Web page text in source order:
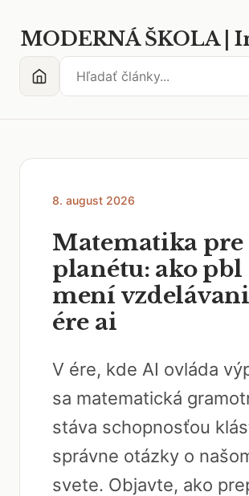
MODERNÁ ŠKOLA |
8. august 2026
Matematika pre
planétu: ako pbl
mení
ére ai
V ére, kde AI ovláda
sa matematická
stáva schopnosťou
správne otázky o
svete. Objavte, ako